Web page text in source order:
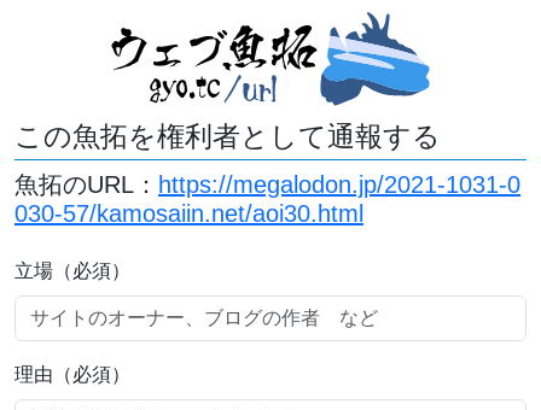
この魚拓を権利者として通報する
魚拓のURL： https://megalodon.jp/2021-1031-0
030-57/kamosaiin.net/aoi30.html
立場（必須）
理由（必須）